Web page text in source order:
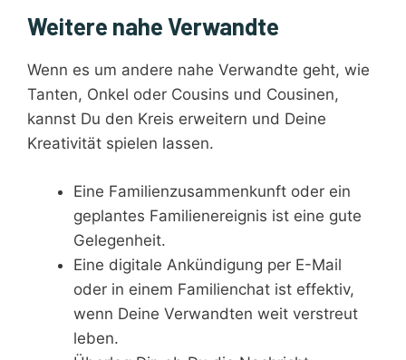
Weitere nahe Verwandte
Wenn es um andere nahe Verwandte geht, wie
Tanten, Onkel oder Cousins und Cousinen,
kannst Du den Kreis erweitern und Deine
Kreativität spielen lassen.
Eine Familienzusammenkunft oder ein
geplantes Familienereignis ist eine gute
Gelegenheit.
Eine digitale Ankündigung per E-Mail
oder in einem Familienchat ist effektiv,
wenn Deine Verwandten weit verstreut
leben.